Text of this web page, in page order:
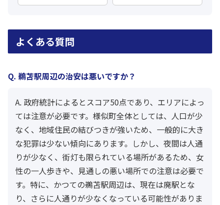
よくある質問
Q. 鵜苫駅周辺の治安は悪いですか？
A. 政府統計によるとスコア50点であり、エリアによっ
ては注意が必要です。様似町全体としては、人口が少
なく、地域住民の結びつきが強いため、一般的に大き
な犯罪は少ない傾向にあります。しかし、夜間は人通
りが少なく、街灯も限られている場所があるため、女
性の一人歩きや、見通しの悪い場所での注意は必要で
す。特に、かつての鵜苫駅周辺は、現在は廃駅とな
り、さらに人通りが少なくなっている可能性がありま